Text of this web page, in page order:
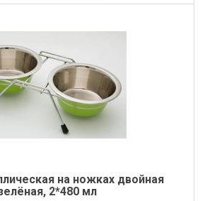
на ножках двойная
2*480 мл